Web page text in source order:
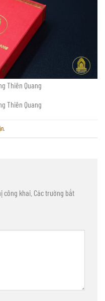
Thiên Quang
Thiên Quang
.
công khai. Các trường bắt